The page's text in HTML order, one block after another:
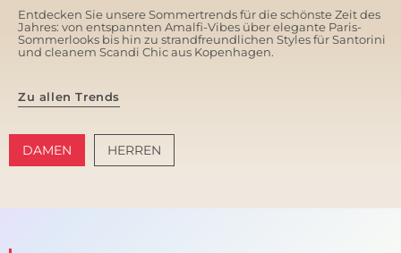
Entdecken Sie unsere Sommertrends für die schönste Zeit des
Jahres: von entspannten Amalfi-Vibes über elegante Paris-
Sommerlooks bis hin zu strandfreundlichen Styles für Santorini
und cleanem Scandi Chic aus Kopenhagen.
Zu allen Trends
DAMEN HERREN